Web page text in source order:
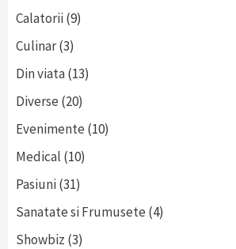
Calatorii(9)
Culinar(3)
Din viata(13)
Diverse (20)
Evenimente (10)
Medical (10)
Pasiuni(31)
Sanatate si Frumusete (4)
Showbiz (3)